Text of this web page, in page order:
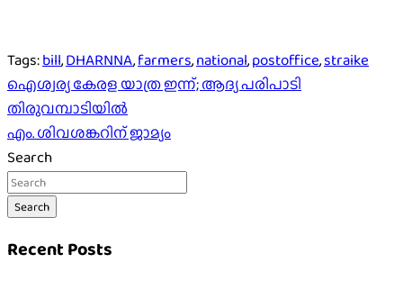
Tags:bill,DHARNNA,farmers,national,postoffice,straike
Post
navigation
ഐശ്വര്യ കേരള യാത്ര ഇന്ന്; ആദ്യ പരിപാടി
തിരുവമ്പാടിയിൽ
എം. ശിവശങ്കറിന് ജാമ്യം
Search
Search
Recent Posts